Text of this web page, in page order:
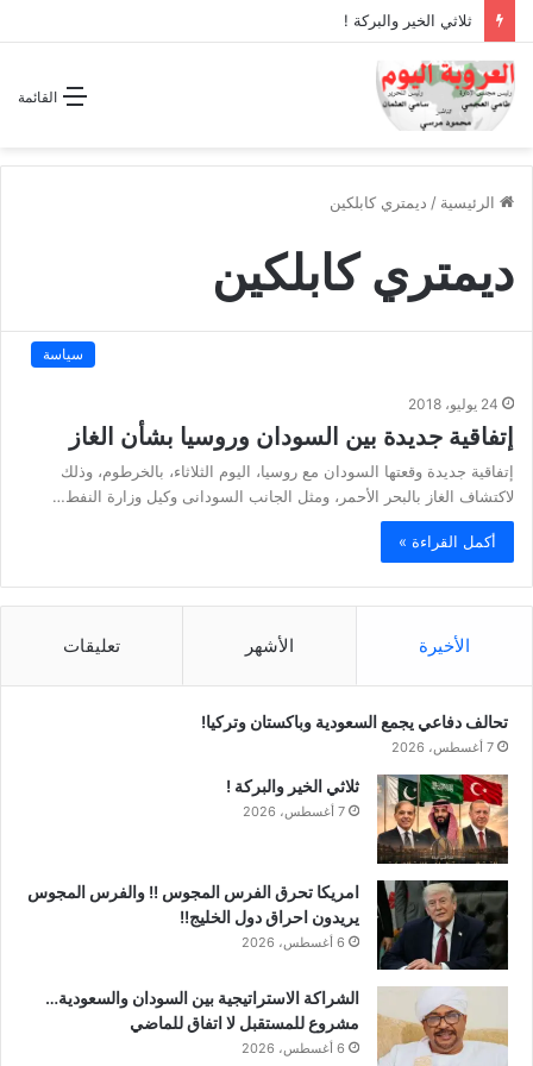
ثلاثي الخير والبركة !
القائمة
الرئيسية / ديمتري كابلكين
ديمتري كابلكين
سياسة
24 يوليو، 2018
إتفاقية جديدة بين السودان وروسيا بشأن الغاز
إتفاقية جديدة وقعتها السودان مع روسيا، اليوم الثلاثاء، بالخرطوم، وذلك
لاكتشاف الغاز بالبحر الأحمر، ومثل الجانب السودانى وكيل وزارة النفط…
أكمل القراءة »
الأخيرة الأشهر تعليقات
تحالف دفاعي يجمع السعودية وباكستان وتركيا!
7 أغسطس، 2026
ثلاثي الخير والبركة !
7 أغسطس، 2026
امريكا تحرق الفرس المجوس !! والفرس المجوس
يريدون احراق دول الخليج!!
6 أغسطس، 2026
الشراكة الاستراتيجية بين السودان والسعودية…
مشروع للمستقبل لا اتفاق للماضي
6 أغسطس، 2026